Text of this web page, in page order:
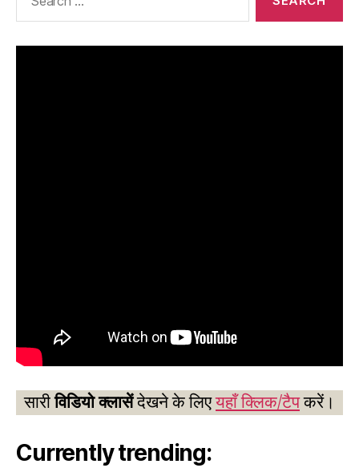
सारीविडियो क्लासेंदेखने के लिएयहाँ क्लिक/टैपकरें।
Currently trending: